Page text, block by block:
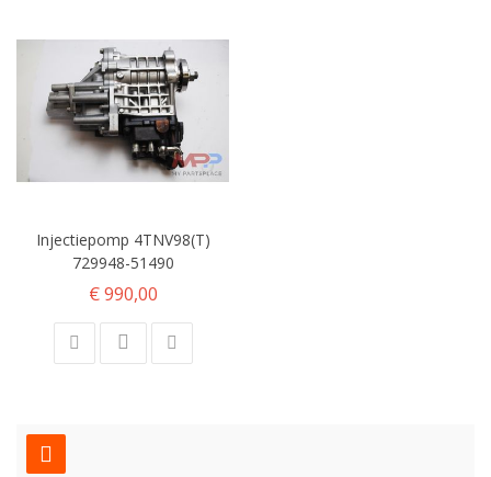
Injectiepomp 4TNV98(T)
729948-51490
€ 990,00